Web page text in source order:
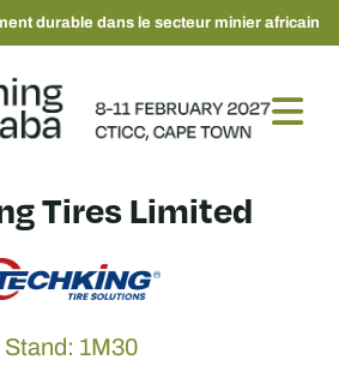
durable dans le secteur minier africain
Tires Limited
Stand: 1M30